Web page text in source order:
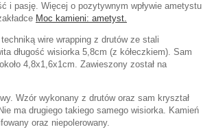
i pasję. Więcej o pozytywnym wpływie ametystu
Moc kamieni: ametyst.
wire wrapping z drutów ze stali
długość wisiorka 5,8cm (z kółeczkiem). Sam
4,8x1,6x1cm. Zawieszony został na
Wzór wykonany z drutów oraz sam kryształ
ma drugiego takiego samego wisiorka. Kamień
oraz niepolerowany.